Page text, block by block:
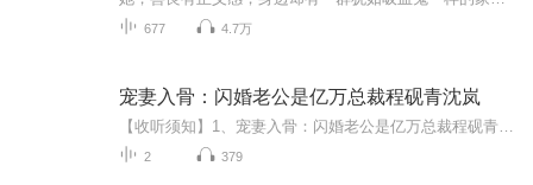
677 4.7万
宠妻入骨：闪婚老公是亿万总裁程砚青沈岚
2 379